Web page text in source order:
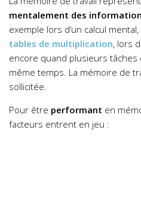
mentalement des
exemple lors d’un calcul
tables de multiplication, lors
encore quand plusieurs
même temps. La mémoire de
sollicitée.
Pour être performant en
facteurs entrent en jeu :